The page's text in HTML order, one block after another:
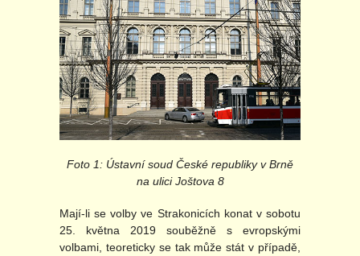
Foto 1: Ústavní soud České republiky v Brně
na ulici Joštova 8
Mají-li se volby ve Strakonicích konat v sobotu
25. května 2019 souběžně s evropskými
volbami, teoreticky se tak může stát v případě,